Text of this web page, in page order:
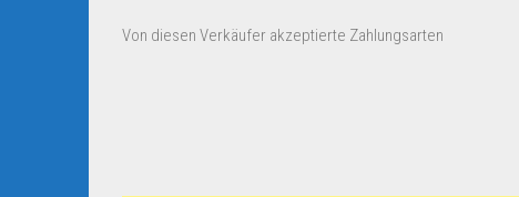
Von diesen Verkäufer akzeptierte Zahlungsarten